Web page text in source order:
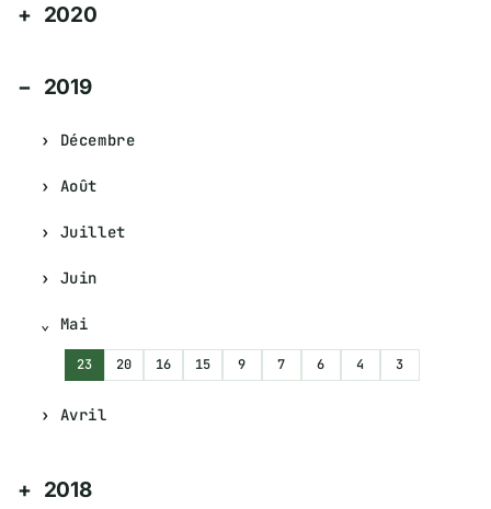
2020
2019
Décembre
Août
Juillet
Juin
Mai
23 20 16 15 9 7 6 4 3
Avril
2018